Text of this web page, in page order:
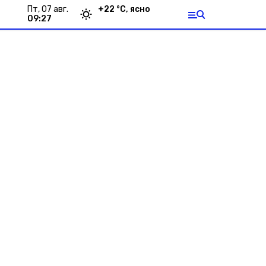
пт, 07 авг.
09:27
+22 °С, ясно